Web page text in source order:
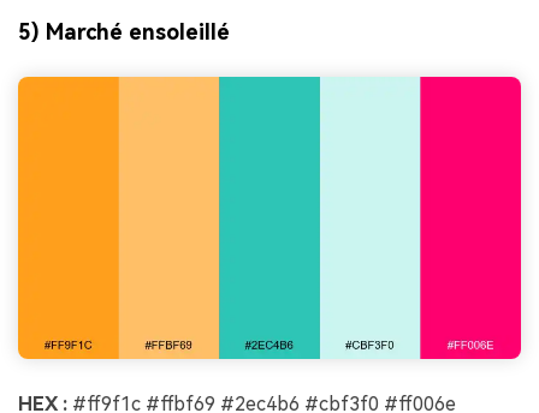
5) Marché ensoleillé
HEX : #ff9f1c #ffbf69 #2ec4b6 #cbf3f0 #ff006e